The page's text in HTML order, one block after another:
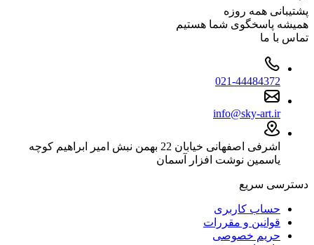
پشتیبانی همه روزه
همیشه پاسخگوی شما هستیم
تماس با ما
021-44484372
info@sky-art.ir
اشرفی اصفهانی خیابان 22 بهمن نبش امیر ابراهیم کوچه
یاسمین نوشت افزار آسمان
دسترسی سریع
حساب کاربری
قوانین و مقررات
حریم خصوصی